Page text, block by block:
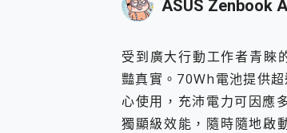
ASUS Zenbook
受到廣大行動工作者青
豔真實。70Wh電池提供
心使用，充沛電力可因應
獨顯級效能，隨時隨地啟